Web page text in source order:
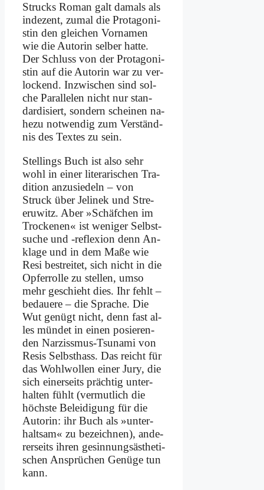
Strucks Ro­man galt da­mals als
in­de­zent, zu­mal die Prot­ago­ni­
stin den glei­chen Vor­na­men
wie die Au­torin sel­ber hat­te.
Der Schluss von der Prot­ago­ni­
stin auf die Au­torin war zu ver­
lockend. In­zwi­schen sind sol­
che Par­al­le­len nicht nur stan­
dar­di­siert, son­dern schei­nen na­
he­zu not­wen­dig zum Ver­ständ­
nis des Tex­tes zu sein.
Stel­lings Buch ist al­so sehr
wohl in ei­ner li­te­ra­ri­schen Tra­
di­ti­on an­zu­sie­deln – von
Struck über Je­li­nek und Stre­
eru­witz. Aber »Schäf­chen im
Trocke­nen« ist we­ni­ger Selbst­
su­che und ‑re­fle­xi­on denn An­
kla­ge und in dem Ma­ße wie
Re­si be­strei­tet, sich nicht in die
Op­fer­rol­le zu stel­len, um­so
mehr ge­schieht dies. Ihr fehlt –
be­daue­re – die Spra­che. Die
Wut ge­nügt nicht, denn fast al­
les mün­det in ei­nen po­sie­ren­
den Nar­ziss­mus-Tsu­na­mi von
Re­sis Selbst­hass. Das reicht für
das Wohl­wol­len ei­ner Ju­ry, die
sich ei­ner­seits präch­tig un­ter­
hal­ten fühlt (ver­mut­lich die
höch­ste Be­lei­di­gung für die
Au­torin: ihr Buch als »un­ter­
halt­sam« zu be­zeich­nen), an­de­
rer­seits ih­ren ge­sin­nungs­äs­the­ti­
schen An­sprü­chen Ge­nü­ge tun
kann.